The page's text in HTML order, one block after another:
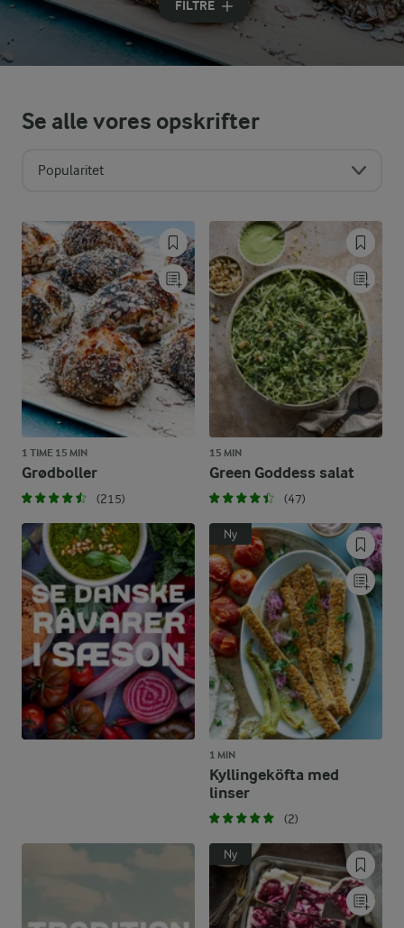
FILTRE
Se alle vores opskrifter
Popularitet
1 TIME 15 MIN
Grødboller
(215)
15 MIN
Green Goddess salat
(47)
Ny
1 MIN
Kyllingeköfta med
linser
(2)
Ny